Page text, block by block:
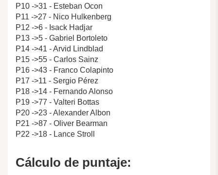
P10 ->31 - Esteban Ocon
P11 ->27 - Nico Hulkenberg
P12 ->6 - Isack Hadjar
P13 ->5 - Gabriel Bortoleto
P14 ->41 - Arvid Lindblad
P15 ->55 - Carlos Sainz
P16 ->43 - Franco Colapinto
P17 ->11 - Sergio Pérez
P18 ->14 - Fernando Alonso
P19 ->77 - Valteri Bottas
P20 ->23 - Alexander Albon
P21 ->87 - Oliver Bearman
P22 ->18 - Lance Stroll
Cálculo de puntaje: